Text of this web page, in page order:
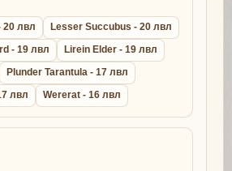
20 лвл
Lesser Succubus - 20 лвл
- 19 лвл
Lirein Elder - 19 лвл
Plunder Tarantula - 17 лвл
лвл
Wererat - 16 лвл